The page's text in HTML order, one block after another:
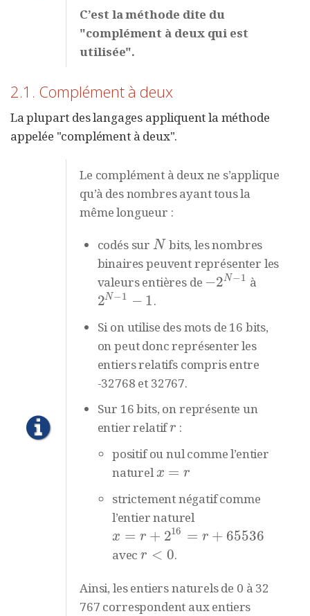
C’est la méthode dite du
"complément à deux qui est
utilisée".
2.1. Complément à deux
La plupart des langages appliquent la méthode
appelée "complément à deux".
Le complément à deux ne s’applique
qu’à des nombres ayant tous la
même longueur :
codés sur N
N bits, les nombres
binaires peuvent représenter les
valeurs entières de −2N−1
−2N−1 à
2N−1 − 1
2N−1 −1
.
Si on utilise des mots de 16 bits,
on peut donc représenter les
entiers relatifs compris entre
-32768 et 32767.
Sur 16 bits, on représente un
entier relatifr
r :
positif ou nul comme l’entier
naturelx = r
x=r
strictement négatif comme
l’entier naturel
x = r + 216 = r + 65536
x=r+ 216=r+65536
avecr < 0
r <0 .
Ainsi, les entiers naturels de 0 à 32
767 correspondent aux entiers